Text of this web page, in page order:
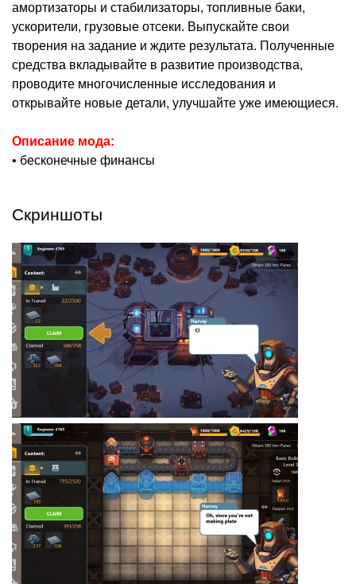
амортизаторы и стабилизаторы, топливные баки,
ускорители, грузовые отсеки. Выпускайте свои
творения на задание и ждите результата. Полученные
средства вкладывайте в развитие производства,
проводите многочисленные исследования и
открывайте новые детали, улучшайте уже имеющиеся.
Описание мода:
• бесконечные финансы
Скриншоты